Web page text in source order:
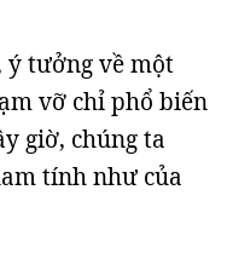
ý tưởng về một
vỡ chỉ phổ biến
giờ, chúng ta
tính như của